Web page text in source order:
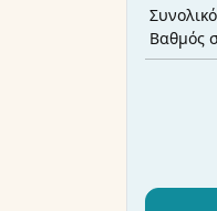
Βαθμός